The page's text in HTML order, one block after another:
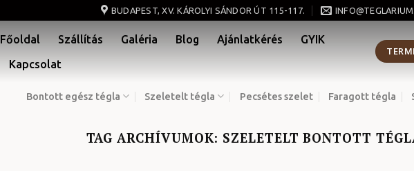
BUDAPEST, XV. KÁROLYI SÁNDOR ÚT 115-117.
Főoldal Szállítás Galéria Blog Ajánlatkérés
GYIK
Kapcsolat
Bontott egész tégla Szeletelt tégla Pecsétes szelet Faragott tégla
TAG ARCHÍVUMOK: SZELETELT BONTOTT